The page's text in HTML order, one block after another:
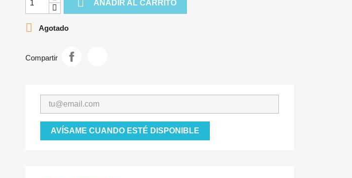
AÑADIR AL CARRITO
 Agotado
Compartir
AVÍSAME CUANDO ESTÉ DISPONIBLE